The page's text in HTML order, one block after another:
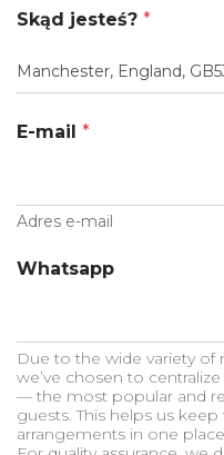
Skąd jesteś? *
E-mail *
Adres e-mail
Whatsapp
Due to the wide variety of
we’ve chosen to
— the most popular and
guests. This helps us
arrangements in one